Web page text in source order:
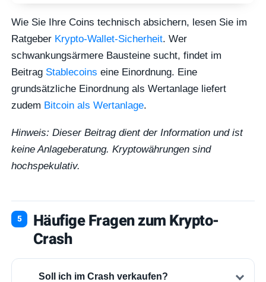
Wie Sie Ihre Coins technisch absichern, lesen Sie im
Ratgeber Krypto-Wallet-Sicherheit. Wer
schwankungsärmere Bausteine sucht, findet im
Beitrag Stablecoins eine Einordnung. Eine
grundsätzliche Einordnung als Wertanlage liefert
zudem Bitcoin als Wertanlage.
Hinweis: Dieser Beitrag dient der Information und ist
keine Anlageberatung. Kryptowährungen sind
hochspekulativ.
Häufige Fragen zum Krypto-
Crash
Soll ich im Crash verkaufen?